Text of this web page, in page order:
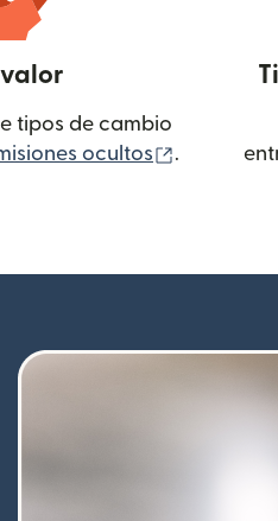
tipos de cambio
ocultos (se abre
.
nueva)